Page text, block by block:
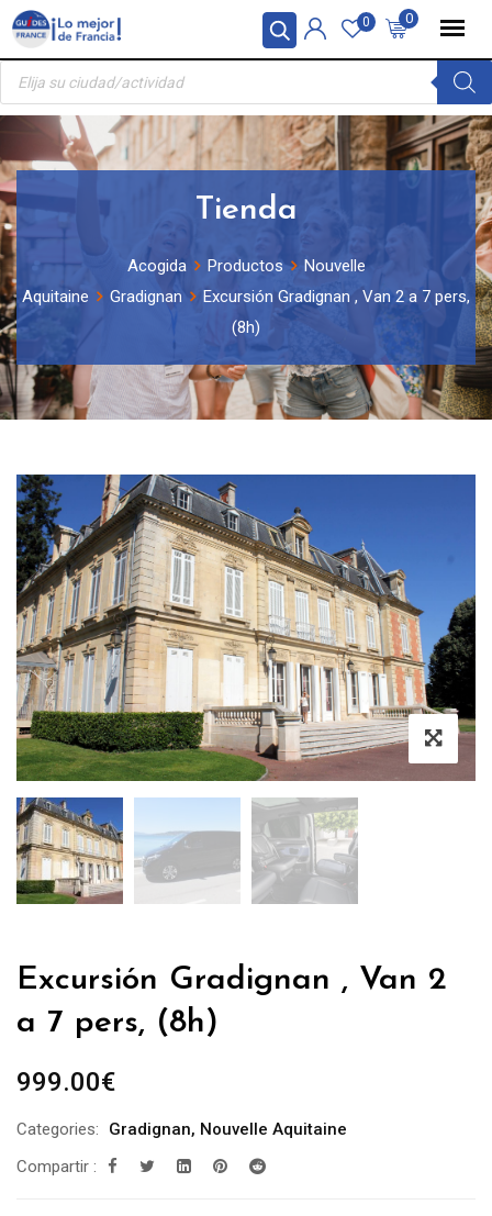
Panel de gestión de cookies
Skip
content
0
0
Búsqueda
productos
Tienda
Acogida Productos
Nouvelle
Aquitaine
Gradignan
Excursión Gradignan , Van 2 a 7 pers,
(8h)
Excursión Gradignan , Van 2
a 7 pers, (8h)
999.00€
Categories: Gradignan, Nouvelle Aquitaine
Compartir :